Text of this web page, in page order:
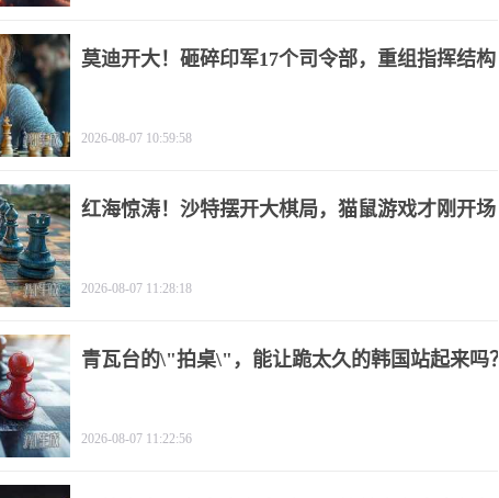
莫迪开大！砸碎印军17个司令部，重组指挥结构
2026-08-07 10:59:58
红海惊涛！沙特摆开大棋局，猫鼠游戏才刚开场
2026-08-07 11:28:18
青瓦台的\"拍桌\"，能让跪太久的韩国站起来吗？
2026-08-07 11:22:56